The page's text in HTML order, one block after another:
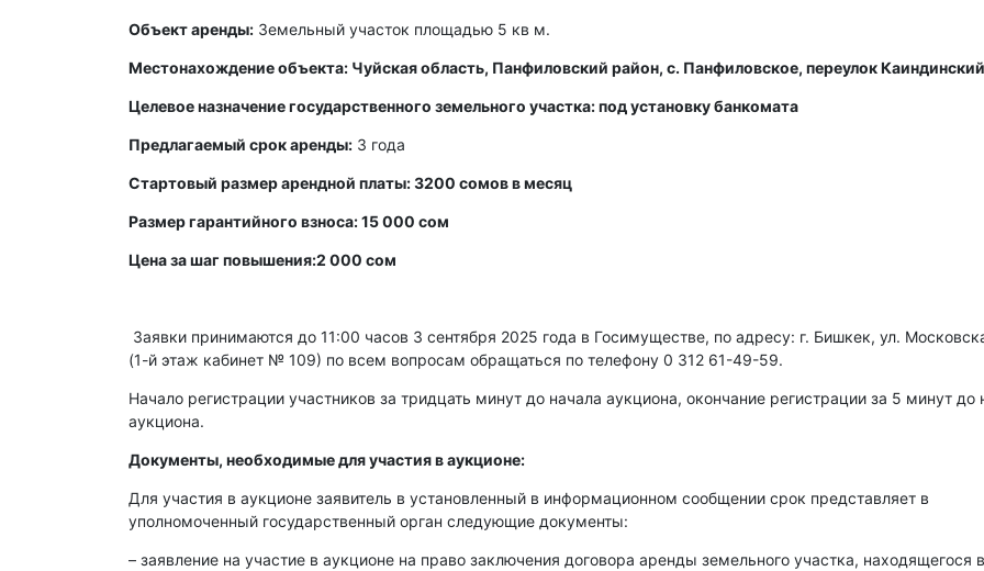
Объект аренды: Земельный участок площадью 5 кв м.
Местонахождение объекта: Чуйская область, Панфиловский район, с. Панфиловское, переулок
Целевое назначение государственного земельного участка: под установку банкомата
Предлагаемый срок аренды: 3 года
Стартовый размер арендной платы: 3200 сомов в месяц
Размер гарантийного взноса: 15 000 сом
Цена за шаг повышения:2 000 сом
Заявки принимаются до 11:00 часов 3 сентября 2025 года в Госимуществе, по адресу: г. Бишкек, ул.
(1-й этаж кабинет № 109) по всем вопросам обращаться по телефону 0 312 61-49-59.
Начало регистрации участников за тридцать минут до начала аукциона, окончание регистрации за 5 минут до
аукциона.
Документы, необходимые для участия в аукционе:
Для участия в аукционе заявитель в установленный в информационном сообщении срок представляет в
уполномоченный государственный орган следующие документы:
– заявление на участие в аукционе на право заключения договора аренды земельного участка, находящегося в